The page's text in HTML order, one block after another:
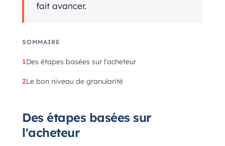
fait avancer.
SOMMAIRE
Des étapes basées sur l'acheteur
Le bon niveau de granularité
Des étapes basées sur
l'acheteur